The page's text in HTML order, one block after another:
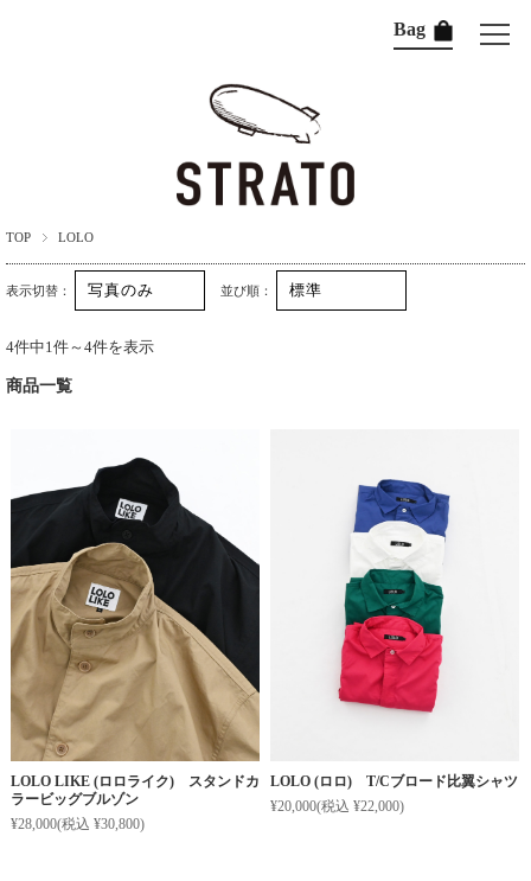
Bag
TOP LOLO
表示切替： 並び順：
4件中1件～4件を表示
商品一覧
LOLO LIKE (ロロライク) スタンドカ
ラービッグブルゾン
¥28,000(税込 ¥30,800)
LOLO (ロロ) T/Cブロード比翼シャツ
¥20,000(税込 ¥22,000)